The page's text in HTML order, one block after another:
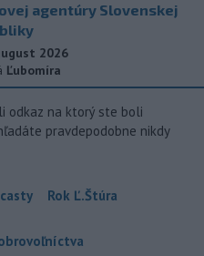
agentúry Slovenskej
2026
Ľubomíra
odkaz na ktorý ste boli
pravdepodobne nikdy
Rok Ľ.Štúra